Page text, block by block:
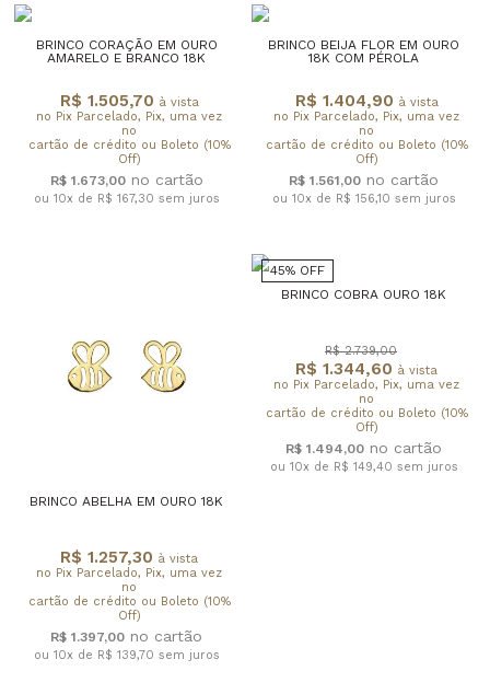
BRINCO CORAÇÃO EM OURO
AMARELO E BRANCO 18K
R$ 1.505,70 à vista
no Pix Parcelado, Pix, uma vez
no
cartão de crédito ou Boleto (10%
Off)
R$ 1.673,00
ou 10x de R$ 167,30 sem juros
BRINCO BEIJA FLOR EM OURO
18K COM PÉROLA
R$ 1.404,90 à vista
no Pix Parcelado, Pix, uma vez
no
cartão de crédito ou Boleto (10%
Off)
R$ 1.561,00
ou 10x de R$ 156,10 sem juros
BRINCO ABELHA EM OURO 18K
R$ 1.257,30 à vista
no Pix Parcelado, Pix, uma vez
no
cartão de crédito ou Boleto (10%
Off)
R$ 1.397,00
ou 10x de R$ 139,70 sem juros
45% OFF
BRINCO COBRA OURO 18K
R$ 1.344,60 à vista
no Pix Parcelado, Pix, uma vez
no
cartão de crédito ou Boleto (10%
Off)
R$ 2.739,00
R$ 1.494,00
ou 10x de R$ 149,40 sem juros